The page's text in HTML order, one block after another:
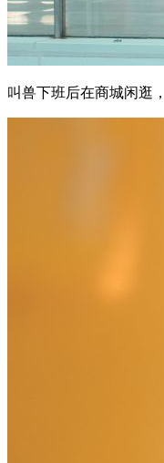
叫兽下班后在商城闲逛